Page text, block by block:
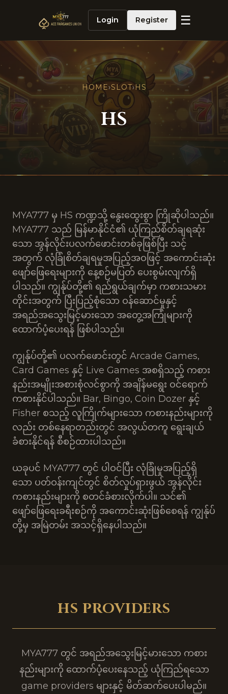
Login Register ☰
HOME›SLOT›HS
HS
MYA777 မှ HS ကဏ္ဍသို့ နွေးထွေးစွာ ကြိုဆိုပါသည်။
MYA777 သည် မြန်မာနိုင်ငံ၏ ယုံကြည်စိတ်ချရဆုံး
သော အွန်လိုင်းပလက်ဖောင်းတစ်ခုဖြစ်ပြီး သင့်
အတွက် လုံခြုံစိတ်ချရမှုအပြည့်အဝဖြင့် အကောင်းဆုံး
ဖျော်ဖြေရေးများကို နေ့စဉ်မပြတ် ပေးစွမ်းလျက်ရှိ
ပါသည်။ ကျွန်ုပ်တို့၏ ရည်ရွယ်ချက်မှာ ကစားသမား
တိုင်းအတွက် ပြီးပြည့်စုံသော ဝန်ဆောင်မှုနှင့်
အရည်အသွေးမြင့်မားသော အတွေ့အကြုံများကို
ထောက်ပံ့ပေးရန် ဖြစ်ပါသည်။
ကျွန်ုပ်တို့၏ ပလက်ဖောင်းတွင် Arcade Games,
Card Games နှင့် Live Games အစရှိသည့် ကစား
နည်းအမျိုးအစားစုံလင်စွာကို အချိန်မရွေး ဝင်ရောက်
ကစားနိုင်ပါသည်။ Bar, Bingo, Coin Dozer နှင့်
Fisher စသည့် လူကြိုက်များသော ကစားနည်းများကို
လည်း တစ်နေရာတည်းတွင် အလွယ်တကူ ရွေးချယ်
ခံစားနိုင်ရန် စီစဉ်ထားပါသည်။
ယခုပင် MYA777 တွင် ပါဝင်ပြီး လုံခြုံမှုအပြည့်ရှိ
သော ပတ်ဝန်းကျင်တွင် စိတ်လှုပ်ရှားဖွယ် အွန်လိုင်း
ကစားနည်းများကို စတင်ခံစားလိုက်ပါ။ သင်၏
ဖျော်ဖြေရေးခရီးစဉ်ကို အကောင်းဆုံးဖြစ်စေရန် ကျွန်ုပ်
တို့မှ အမြဲတမ်း အသင့်ရှိနေပါသည်။
HS PROVIDERS
MYA777 တွင် အရည်အသွေးမြင့်မားသော ကစား
နည်းများကို ထောက်ပံ့ပေးနေသည့် ယုံကြည်ရသော
game providers များနှင့် မိတ်ဆက်ပေးပါမည်။